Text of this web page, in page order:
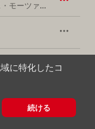
ーツァルト
に特化したコ
続ける